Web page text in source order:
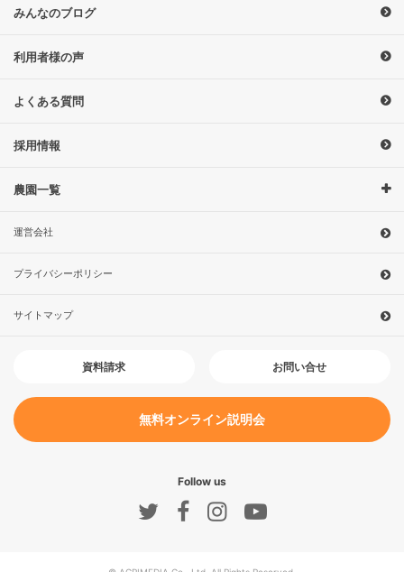
みんなのブログ
利用者様の声
よくある質問
採用情報
農園一覧
運営会社
プライバシーポリシー
サイトマップ
資料請求 お問い合せ
無料オンライン説明会
Follow us